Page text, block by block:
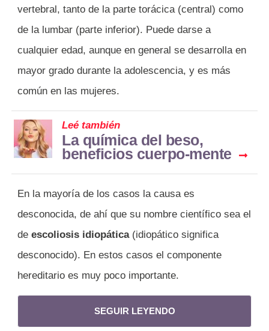
vertebral, tanto de la parte torácica (central) como
de la lumbar (parte inferior). Puede darse a
cualquier edad, aunque en general se desarrolla en
mayor grado durante la adolescencia, y es más
común en las mujeres.
Leé también
La química del beso,
beneficios cuerpo-mente
En la mayoría de los casos la causa es
desconocida, de ahí que su nombre científico sea el
de escoliosis idiopática(idiopático significa
desconocido). En estos casos el componente
hereditario es muy poco importante.
SEGUIR LEYENDO